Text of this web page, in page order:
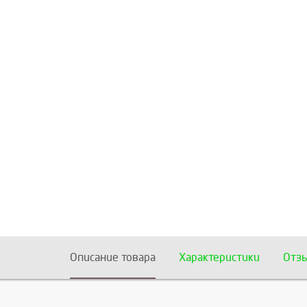
Описание товара Характеристики